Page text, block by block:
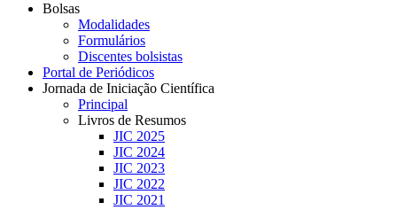
Bolsas
Modalidades
Formulários
Discentes bolsistas
Portal de Periódicos
Jornada de Iniciação Científica
Principal
Livros de Resumos
JIC 2025
JIC 2024
JIC 2023
JIC 2022
JIC 2021